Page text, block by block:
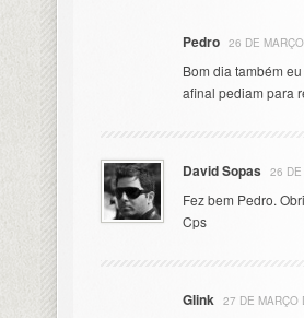
Pedro 26 DE
Bom dia também
afinal pediam para
David Sopas 26
Fez bem Pedro.
Cps
Glink 27 DE MARÇO